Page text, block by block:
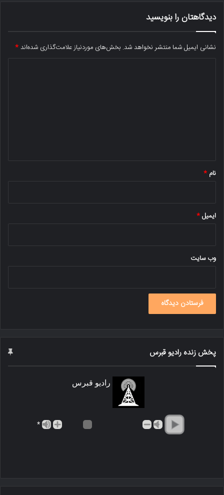
دیدگاهتان را بنویسید
نشانی ایمیل شما منتشر نخواهد شد. بخش‌های موردنیاز علامت‌گذاری شده‌اند*
نام *
ایمیل*
وب‌ سایت
پخش زنده رادیو قبرس
رادیو قبرس
*